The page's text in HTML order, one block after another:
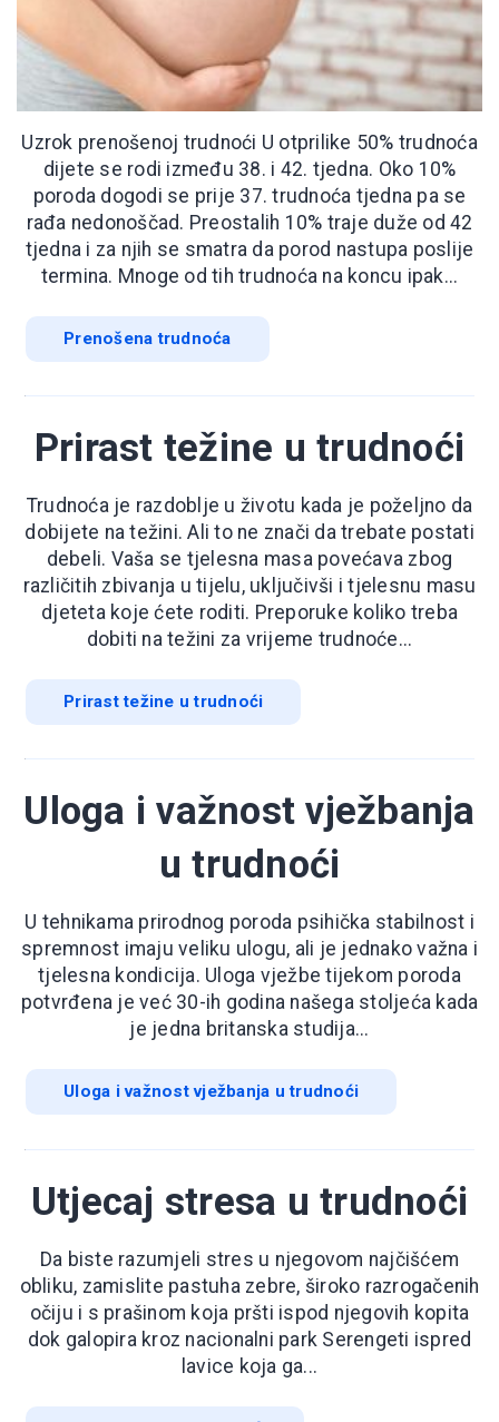
Uzrok prenošenoj trudnoći U otprilike 50% trudnoća
dijete se rodi između 38. i 42. tjedna. Oko 10%
poroda dogodi se prije 37. trudnoća tjedna pa se
rađa nedonoščad. Preostalih 10% traje duže od 42
tjedna i za njih se smatra da porod nastupa poslije
termina. Mnoge od tih trudnoća na koncu ipak...
Prenošena trudnoća
Prirast težine u trudnoći
Trudnoća je razdoblje u životu kada je poželjno da
dobijete na težini. Ali to ne znači da trebate postati
debeli. Vaša se tjelesna masa povećava zbog
različitih zbivanja u tijelu, uključivši i tjelesnu masu
djeteta koje ćete roditi. Preporuke koliko treba
dobiti na težini za vrijeme trudnoće...
Prirast težine u trudnoći
Uloga i važnost vježbanja
u trudnoći
U tehnikama prirodnog poroda psihička stabilnost i
spremnost imaju veliku ulogu, ali je jednako važna i
tjelesna kondicija. Uloga vježbe tijekom poroda
potvrđena je već 30-ih godina našega stoljeća kada
je jedna britanska studija...
Uloga i važnost vježbanja u trudnoći
Utjecaj stresa u trudnoći
Da biste razumjeli stres u njegovom najčišćem
obliku, zamislite pastuha zebre, široko razrogačenih
očiju i s prašinom koja pršti ispod njegovih kopita
dok galopira kroz nacionalni park Serengeti ispred
lavice koja ga...